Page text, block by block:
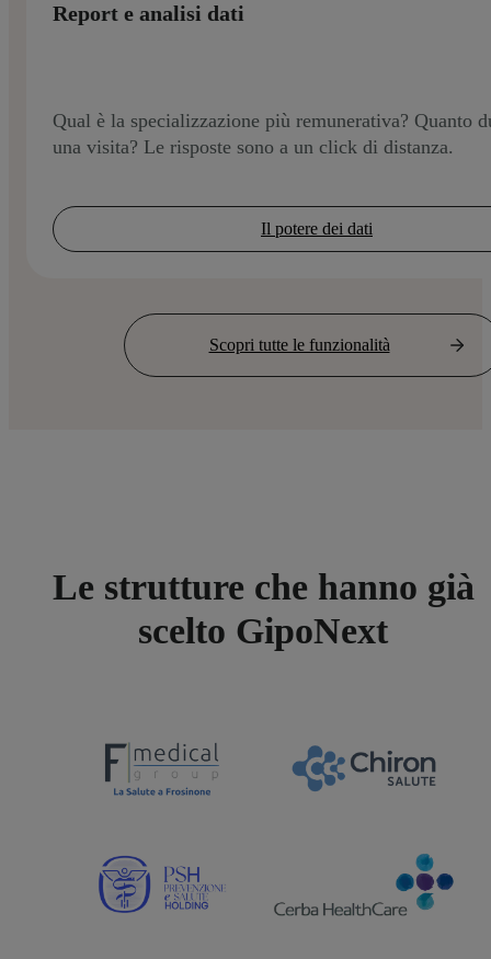
Report e analisi dati
Qual è la specializzazione più remunerativa? Quanto
una visita? Le risposte sono a un click di distanza.
Il potere dei dati
Scopri tutte le funzionalità
Le strutture che hanno già
scelto GipoNext